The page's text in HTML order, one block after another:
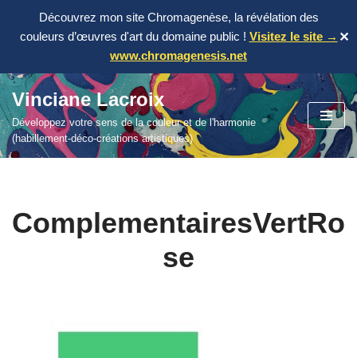
Découvrez mon site Chromagenèse, la révélation des
couleurs d’œuvres d'art du domaine public ! Visitez le site →
www.chromagenesis.net
✕
Aller
au
contenu
Vinciane Lacroix
Développez votre sens de la couleur et de l'harmonie
(habillement-déco-créations artistiques)
ComplementairesVertRo
se